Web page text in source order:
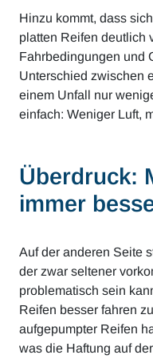
Hinzu kommt, dass
platten Reifen deutlich
Fahrbedingungen und
Unterschied zwischen
einem Unfall nur
einfach: Weniger Luft,
Überdruck:
immer
Auf der anderen Seite
der zwar seltener
problematisch sein
Reifen besser fahren
aufgepumpter Reifen
was die Haftung auf